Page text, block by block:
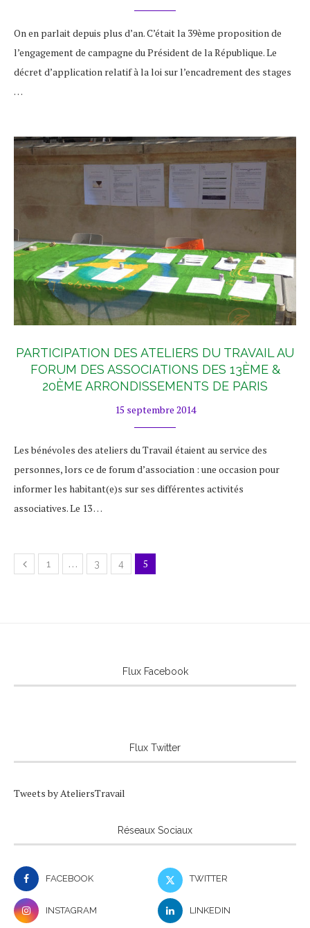
On en parlait depuis plus d’an. C’était la 39ème proposition de
l’engagement de campagne du Président de la République. Le
décret d’application relatif à la loi sur l’encadrement des stages
…
PARTICIPATION DES ATELIERS DU TRAVAIL AU
FORUM DES ASSOCIATIONS DES 13ÈME &
20ÈME ARRONDISSEMENTS DE PARIS
15 septembre 2014
Les bénévoles des ateliers du Travail étaient au service des
personnes, lors ce de forum d’association : une occasion pour
informer les habitant(e)s sur ses différentes activités
associatives. Le 13 …
1 … 3 4 5
Flux Facebook
Flux Twitter
Tweets by AteliersTravail
Réseaux Sociaux
FACEBOOK TWITTER
INSTAGRAM LINKEDIN